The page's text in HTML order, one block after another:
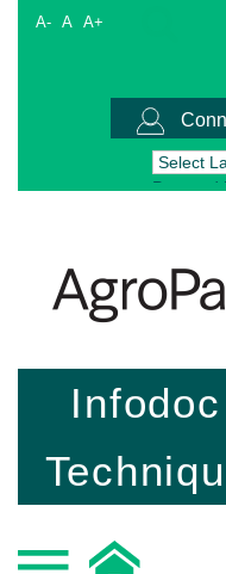
A- A A+
Powered